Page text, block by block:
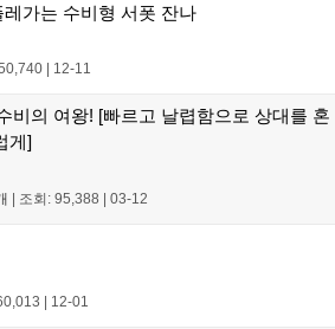
가는 수비형 서폿 잔나
12-11
비의 여왕! [빠르고 날렵함으로 상대를 혼
게]
| 조회: 95,388 | 03-12
12-01